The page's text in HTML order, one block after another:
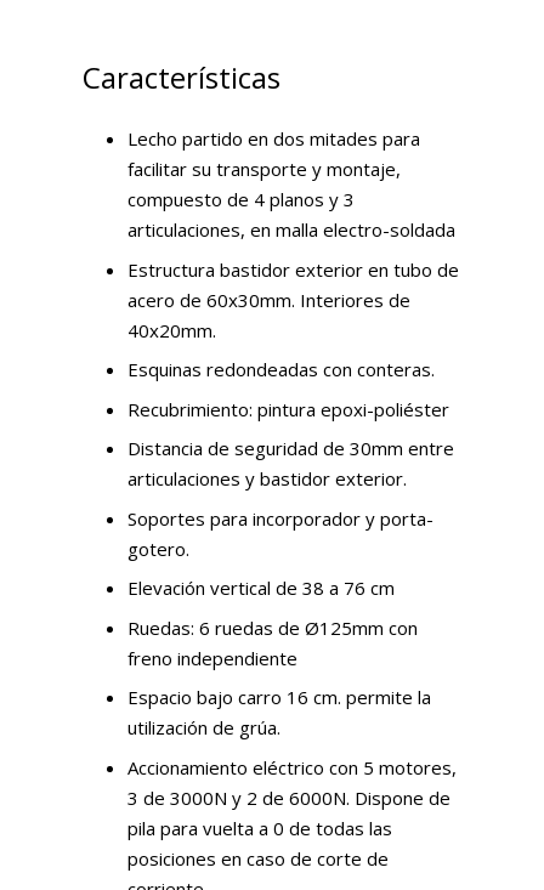
Características
Lecho partido en dos mitades para
facilitar su transporte y montaje,
compuesto de 4 planos y 3
articulaciones, en malla electro-soldada
Estructura bastidor exterior en tubo de
acero de 60x30mm. Interiores de
40x20mm.
Esquinas redondeadas con conteras.
Recubrimiento: pintura epoxi-poliéster
Distancia de seguridad de 30mm entre
articulaciones y bastidor exterior.
Soportes para incorporador y porta-
gotero.
Elevación vertical de 38 a 76 cm
Ruedas: 6 ruedas de Ø125mm con
freno independiente
Espacio bajo carro 16 cm. permite la
utilización de grúa.
Accionamiento eléctrico con 5 motores,
3 de 3000N y 2 de 6000N. Dispone de
pila para vuelta a 0 de todas las
posiciones en caso de corte de